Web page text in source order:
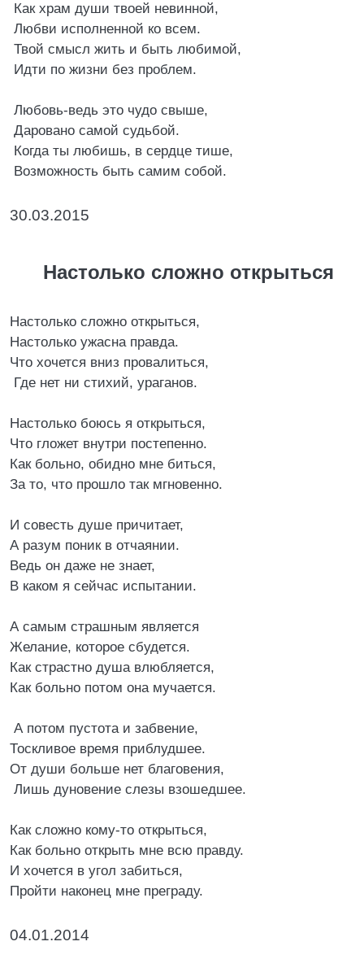
Как храм души твоей невинной,
Любви исполненной ко всем.
Твой смысл жить и быть любимой,
Идти по жизни без проблем.
Любовь-ведь это чудо свыше,
Даровано самой судьбой.
Когда ты любишь, в сердце тише,
Возможность быть самим собой.
30.03.2015
Настолько сложно открыться
Настолько сложно открыться,
Настолько ужасна правда.
Что хочется вниз провалиться,
Где нет ни стихий, ураганов.
Настолько боюсь я открыться,
Что гложет внутри постепенно.
Как больно, обидно мне биться,
За то, что прошло так мгновенно.
И совесть душе причитает,
А разум поник в отчаянии.
Ведь он даже не знает,
В каком я сейчас испытании.
А самым страшным является
Желание, которое сбудется.
Как страстно душа влюбляется,
Как больно потом она мучается.
А потом пустота и забвение,
Тоскливое время приблудшее.
От души больше нет благовения,
Лишь дуновение слезы взошедшее.
Как сложно кому-то открыться,
Как больно открыть мне всю правду.
И хочется в угол забиться,
Пройти наконец мне преграду.
04.01.2014